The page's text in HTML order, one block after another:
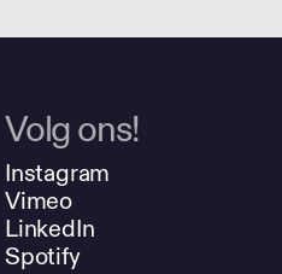
Volg ons!
Instagram
Vimeo
LinkedIn
Spotify